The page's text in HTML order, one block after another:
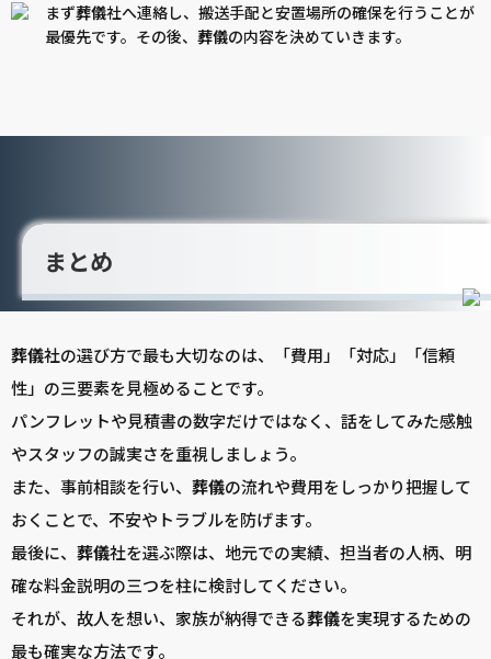
まず葬儀社へ連絡し、搬送手配と安置場所の確保を行うことが
最優先です。その後、 葬儀の内容を決めていきます。
まとめ
葬儀社の選び方で最も大切なのは、「費用」「対応」「信頼
性」の三要素を見極めることです。
パンフレットや見積書の数字だけではなく、話をしてみた感触
やスタッフの誠実さを重視しましょう。
また、事前相談を行い、 葬儀の流れや費用をしっかり把握して
おくことで、不安やトラブルを防げます。
最後に、 葬儀社を選ぶ際は、地元での実績、担当者の人柄、明
確な料金説明の三つを柱に検討してください。
それが、故人を想い、家族が納得できる葬儀を実現するための
最も確実な方法です。